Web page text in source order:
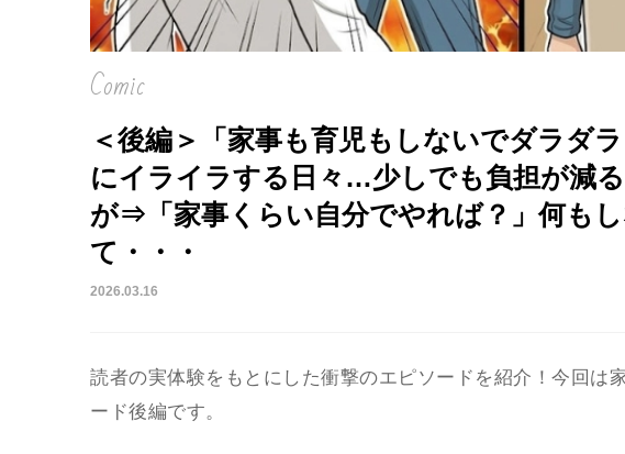
Comic
＜後編＞「家事も育児もしないでダラダ
にイライラする日々…少しでも負担が減
が⇒「家事くらい自分でやれば？」何も
て・・・
2026.03.16
読者の実体験をもとにした衝撃のエピソードを紹介！今回は
ード後編です。